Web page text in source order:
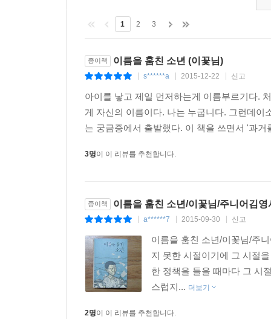
1 2 3
종이책 이름을 훔친 소년 (이꽃님)
s******a 2015-12-22 신고
아이를 낳고 제일 먼저하는게 이름부르기다.
게 자신의 이름이다. 나는 누굽니다. 그런데
는 궁금증에서 출발했다. 이 책을 쓰면서 '과
3명이 이 리뷰를 추천합니다.
종이책 이름을 훔친 소년/이꽃님/주니어김
a******7 2015-09-30 신고
이름을 훔친 소년/이꽃님/주
지 못한 시절이기에 그 시절
한 정책을 들을 때마다 그 시
스럽지... 더보기
2명이 이 리뷰를 추천합니다.